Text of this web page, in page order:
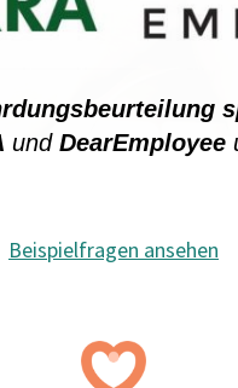
und DearEmployee
Beispielfragen ansehen